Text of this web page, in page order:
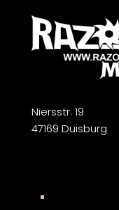
Niersstr. 19
47169 Duisburg